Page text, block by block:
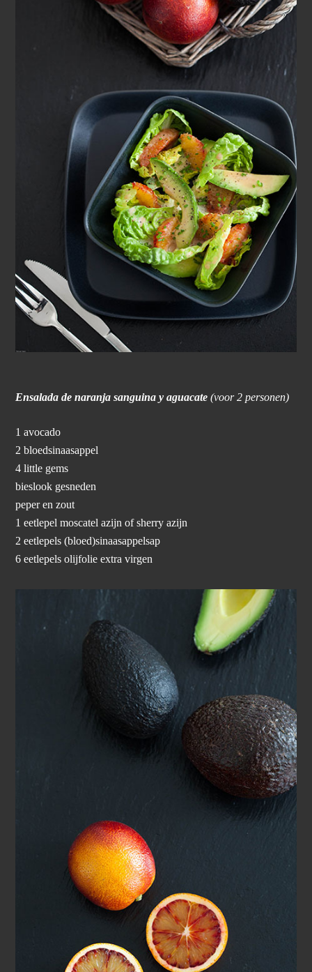
Ensalada de naranja sanguina y aguacate(voor 2 personen)
1 avocado
2 bloedsinaasappel
4 little gems
bieslook gesneden
peper en zout
1 eetlepel moscatel azijn of sherry azijn
2 eetlepels (bloed)sinaasappelsap
6 eetlepels olijfolie extra virgen